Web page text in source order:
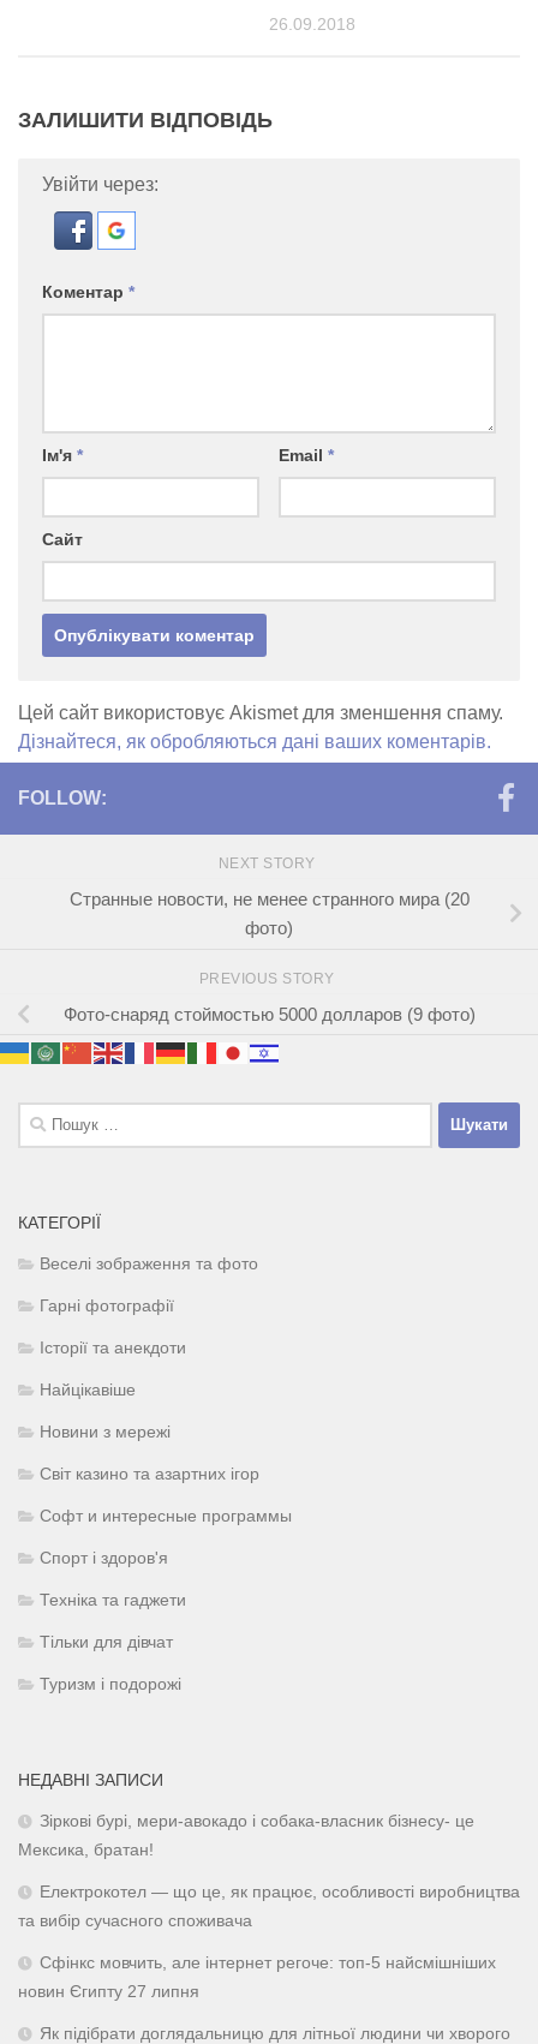
26.09.2018
ЗАЛИШИТИ ВІДПОВІДЬ
Увійти через:
Коментар *
Ім'я * Email *
Сайт
Цей сайт використовує Akismet для зменшення спаму.
Дізнайтеся, як обробляються дані ваших коментарів.
FOLLOW:
NEXT STORY
Странные новости, не менее странного мира (20
фото)
PREVIOUS STORY
Фото-снаряд стоймостью 5000 долларов (9 фото)
Пошук:
КАТЕГОРІЇ
Веселі зображення та фото
Гарні фотографії
Історії та анекдоти
Найцікавіше
Новини з мережі
Світ казино та азартних ігор
Софт и интересные программы
Спорт і здоров'я
Техніка та гаджети
Тільки для дівчат
Туризм і подорожі
НЕДАВНІ ЗАПИСИ
Зіркові бурі, мери-авокадо і собака-власник бізнесу- це
Мексика, братан!
Електрокотел — що це, як працює, особливості виробництва
та вибір сучасного споживача
Сфінкс мовчить, але інтернет регоче: топ-5 найсмішніших
новин Єгипту 27 липня
Як підібрати доглядальницю для літньої людини чи хворого